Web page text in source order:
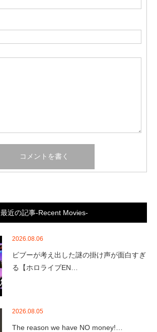
最近の記事-Recent Movies-
2026.08.06
ビブーが考え出した謎の掛け声が面白すぎ
る【ホロライブEN…
2026.08.05
The reason we have NO money!…